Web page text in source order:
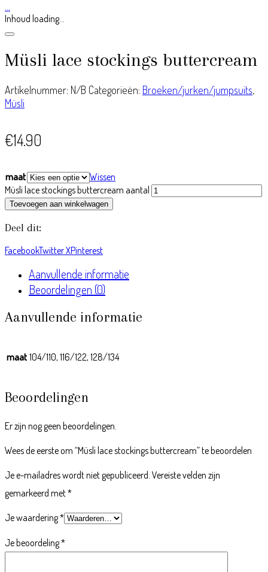
…
Inhoud loading...
Müsli lace stockings buttercream
Artikelnummer: N/B Categorieën: Broeken/jurken/jumpsuits,
Müsli
€14.90
maat
Wissen
Müsli lace stockings buttercream aantal
Toevoegen aan winkelwagen
Deel dit:
FacebookTwitter XPinterest
Aanvullende informatie
Beoordelingen (0)
Aanvullende informatie
maat 104/110, 116/122, 128/134
Beoordelingen
Er zijn nog geen beoordelingen.
Wees de eerste om “Müsli lace stockings buttercream” te beoordelen
Je e-mailadres wordt niet gepubliceerd. Vereiste velden zijn
gemarkeerd met*
Je waardering*
Je beoordeling*